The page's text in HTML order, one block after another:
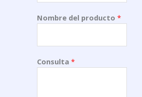
Nombre del producto*
Consulta*